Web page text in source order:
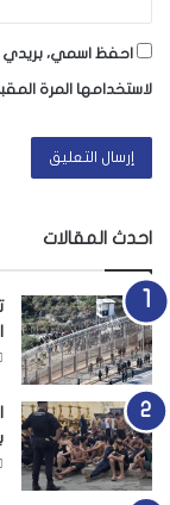
احفظ اسمي، بريدي
لاستخدامها المرة
احدث المقالات